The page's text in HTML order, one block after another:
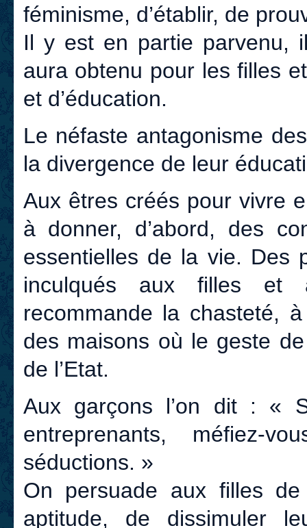
féminisme, d’établir, de
Il y est en partie parvenu,
aura obtenu pour les filles
et d’éducation.
Le néfaste antagonisme
la divergence de leur
Aux êtres créés pour vivre
à donner, d’abord, des
essentielles de la vie. Des
inculqués aux filles et
recommande la chasteté,
des maisons où le geste
de l’Etat.
Aux garçons l’on dit : «
entreprenants, méfiez-
séductions. »
On persuade aux filles
aptitude, de dissimuler